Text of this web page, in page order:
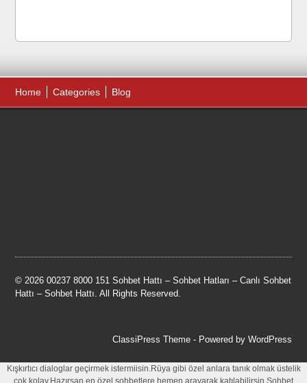
Home Categories Blog
© 2026 00237 8000 151 Sohbet Hattı – Sohbet Hatları – Canlı Sohbet
Hattı – Sohbet Hattı. All Rights Reserved.
ClassiPress Theme- Powered by WordPress
Kışkırtıcı dialoglar geçirmek istermiisin.Rüya gibi özel anlara tanık olmak üstelik
çok kolay.Hazırsan en özel sohbetlere hemen arayarak katılabilirsin.Sohbet